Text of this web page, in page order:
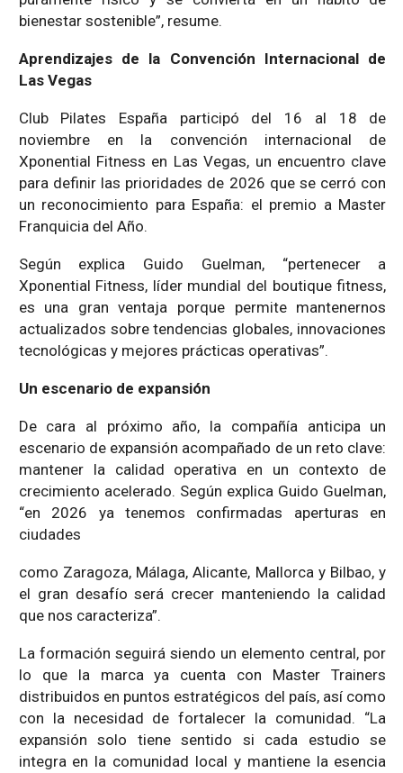
bienestar sostenible”, resume.
Aprendizajes de la Convención Internacional de
Las Vegas
Club Pilates España participó del 16 al 18 de
noviembre en la convención internacional de
Xponential Fitness en Las Vegas, un encuentro clave
para definir las prioridades de 2026 que se cerró con
un reconocimiento para España: el premio a Master
Franquicia del Año.
Según explica Guido Guelman, “pertenecer a
Xponential Fitness, líder mundial del boutique fitness,
es una gran ventaja porque permite mantenernos
actualizados sobre tendencias globales, innovaciones
tecnológicas y mejores prácticas operativas”.
Un escenario de expansión
De cara al próximo año, la compañía anticipa un
escenario de expansión acompañado de un reto clave:
mantener la calidad operativa en un contexto de
crecimiento acelerado. Según explica Guido Guelman,
“en 2026 ya tenemos confirmadas aperturas en
ciudades
como Zaragoza, Málaga, Alicante, Mallorca y Bilbao, y
el gran desafío será crecer manteniendo la calidad
que nos caracteriza”.
La formación seguirá siendo un elemento central, por
lo que la marca ya cuenta con Master Trainers
distribuidos en puntos estratégicos del país, así como
con la necesidad de fortalecer la comunidad. “La
expansión solo tiene sentido si cada estudio se
integra en la comunidad local y mantiene la esencia